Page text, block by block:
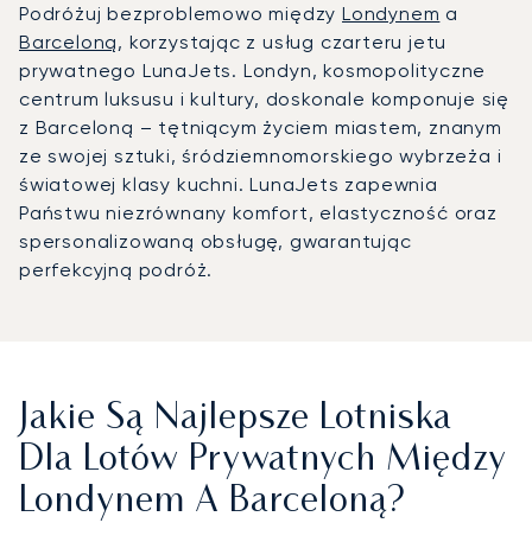
Podróżuj bezproblemowo międzyLondynem a
Barceloną, korzystając z usług czarteru jetu
prywatnego LunaJets. Londyn, kosmopolityczne
centrum luksusu i kultury, doskonale komponuje się
z Barceloną – tętniącym życiem miastem, znanym
ze swojej sztuki, śródziemnomorskiego wybrzeża i
światowej klasy kuchni. LunaJets zapewnia
Państwu niezrównany komfort, elastyczność oraz
spersonalizowaną obsługę, gwarantując
perfekcyjną podróż.
Jakie Są Najlepsze Lotniska
Dla Lotów Prywatnych Między
Londynem A Barceloną?